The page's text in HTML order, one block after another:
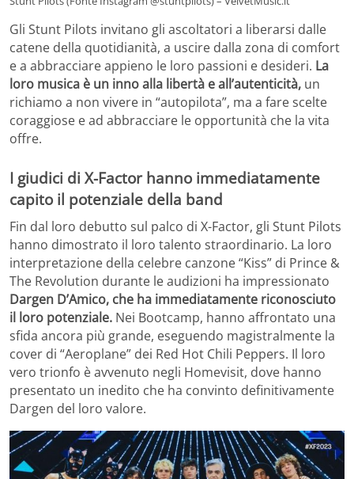
Gli Stunt Pilots invitano gli ascoltatori a liberarsi dalle
catene della quotidianità, a uscire dalla zona di comfort
e a abbracciare appieno le loro passioni e desideri. La
loro musica è un inno alla libertà e all’autenticità, un
richiamo a non vivere in “autopilota”, ma a fare scelte
coraggiose e ad abbracciare le opportunità che la vita
offre.
I giudici di X-Factor hanno immediatamente
capito il potenziale della band
Fin dal loro debutto sul palco di X-Factor, gli Stunt Pilots
hanno dimostrato il loro talento straordinario. La loro
interpretazione della celebre canzone “Kiss” di Prince &
The Revolution durante le audizioni ha impressionato
Dargen D’Amico, che ha immediatamente riconosciuto
il loro potenziale. Nei Bootcamp, hanno affrontato una
sfida ancora più grande, eseguendo magistralmente la
cover di “Aeroplane” dei Red Hot Chili Peppers. Il loro
vero trionfo è avvenuto negli Homevisit, dove hanno
presentato un inedito che ha convinto definitivamente
Dargen del loro valore.